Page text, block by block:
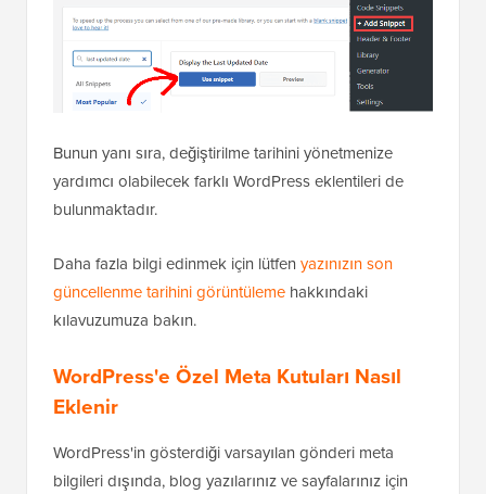
Bunun yanı sıra, değiştirilme tarihini yönetmenize
yardımcı olabilecek farklı WordPress eklentileri de
bulunmaktadır.
Daha fazla bilgi edinmek için lütfen yazınızın son
güncellenme tarihini görüntüleme hakkındaki
kılavuzumuza bakın.
WordPress'e Özel Meta Kutuları Nasıl
Eklenir
WordPress'in gösterdiği varsayılan gönderi meta
bilgileri dışında, blog yazılarınız ve sayfalarınız için